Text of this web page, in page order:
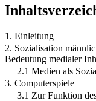
1. Einleitung
2. Sozialisation
Bedeutung medialer
2.1 Medien als
3. Computerspiele
3.1 Zur Funktion